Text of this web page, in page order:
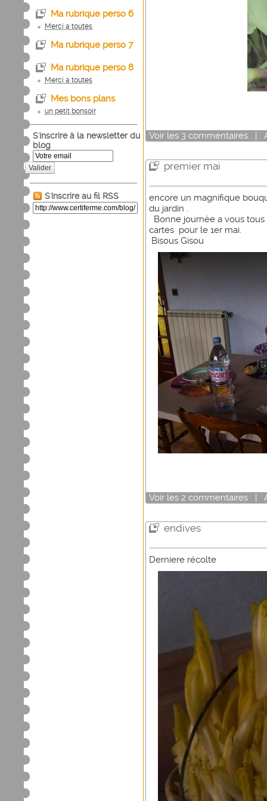
Ma rubrique perso 6
Merci a toutes
Ma rubrique perso 7
Ma rubrique perso 8
Merci a toutes
Mes bons plans
un petit bonsoir
S'inscrire à la newsletter du
blog
Valider
S'inscrire au fil RSS
Voir les 3 commentaires |
premier mai
encore un magnifique
du jardin .
Bonne journée a vous
cartes pour le 1er mai.
Bisous Gisou
Voir les 2 commentaires |
endives
Derniere récolte